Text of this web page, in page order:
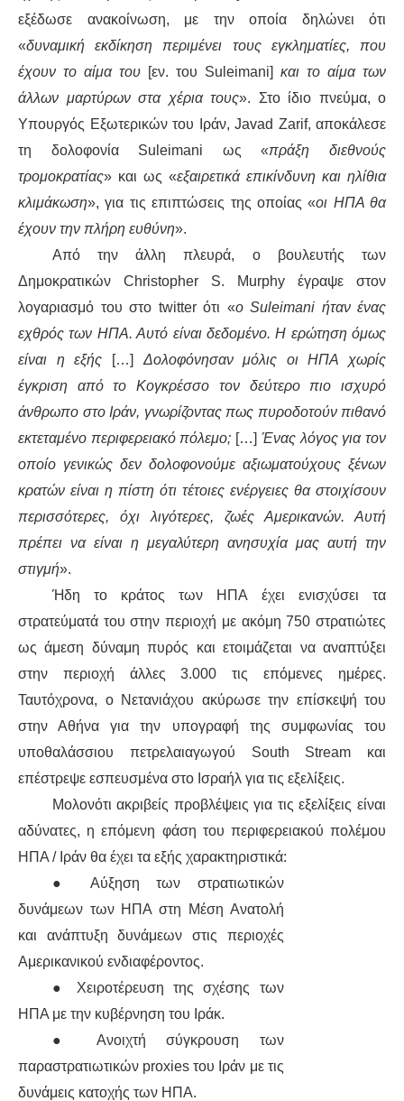
εξέδωσε ανακοίνωση, με την οποία δηλώνει ότι
«δυναμική εκδίκηση περιμένει τους εγκληματίες, που
έχουν το αίμα του [εν. του Suleimani] και το αίμα των
άλλων μαρτύρων στα χέρια τους». Στο ίδιο πνεύμα, ο
Υπουργός Εξωτερικών του Ιράν, Javad Zarif, αποκάλεσε
τη δολοφονία Suleimani ως «πράξη διεθνούς
τρομοκρατίας» και ως «εξαιρετικά επικίνδυνη και ηλίθια
κλιμάκωση», για τις επιπτώσεις της οποίας «οι ΗΠΑ θα
έχουν την πλήρη ευθύνη».
Από την άλλη πλευρά, ο βουλευτής των
Δημοκρατικών Christopher S. Murphy έγραψε στον
λογαριασμό του στο twitter ότι «ο Suleimani ήταν ένας
εχθρός των ΗΠΑ. Αυτό είναι δεδομένο. Η ερώτηση όμως
είναι η εξής […] Δολοφόνησαν μόλις οι ΗΠΑ χωρίς
έγκριση από το Κογκρέσσο τον δεύτερο πιο ισχυρό
άνθρωπο στο Ιράν, γνωρίζοντας πως πυροδοτούν πιθανό
εκτεταμένο περιφερειακό πόλεμο; […] Ένας λόγος για τον
οποίο γενικώς δεν δολοφονούμε αξιωματούχους ξένων
κρατών είναι η πίστη ότι τέτοιες ενέργειες θα στοιχίσουν
περισσότερες, όχι λιγότερες, ζωές Αμερικανών. Αυτή
πρέπει να είναι η μεγαλύτερη ανησυχία μας αυτή την
στιγμή».
Ήδη το κράτος των ΗΠΑ έχει ενισχύσει τα
στρατεύματά του στην περιοχή με ακόμη 750 στρατιώτες
ως άμεση δύναμη πυρός και ετοιμάζεται να αναπτύξει
στην περιοχή άλλες 3.000 τις επόμενες ημέρες.
Ταυτόχρονα, ο Νετανιάχου ακύρωσε την επίσκεψή του
στην Αθήνα για την υπογραφή της συμφωνίας του
υποθαλάσσιου πετρελαιαγωγού South Stream και
επέστρεψε εσπευσμένα στο Ισραήλ για τις εξελίξεις.
Μολονότι ακριβείς προβλέψεις για τις εξελίξεις είναι
αδύνατες, η επόμενη φάση του περιφερειακού πολέμου
ΗΠΑ / Ιράν θα έχει τα εξής χαρακτηριστικά:
● Αύξηση των στρατιωτικών
δυνάμεων των ΗΠΑ στη Μέση Ανατολή
και ανάπτυξη δυνάμεων στις περιοχές
Αμερικανικού ενδιαφέροντος.
● Χειροτέρευση της σχέσης των
ΗΠΑ με την κυβέρνηση του Ιράκ.
● Ανοιχτή σύγκρουση των
παραστρατιωτικών proxies του Ιράν με τις
δυνάμεις κατοχής των ΗΠΑ.